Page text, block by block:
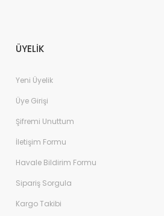
ÜYELİK
Yeni Üyelik
Üye Girişi
Şifremi Unuttum
İletişim Formu
Havale Bildirim Formu
Sipariş Sorgula
Kargo Takibi